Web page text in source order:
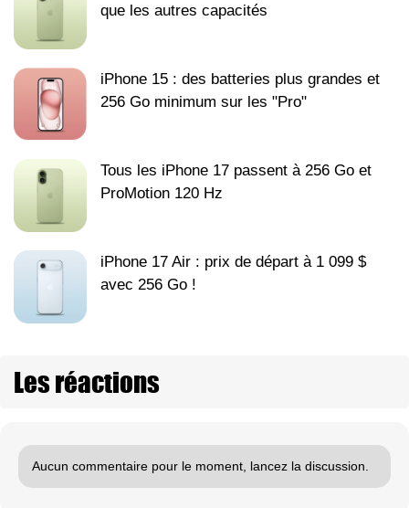
que les autres capacités
iPhone 15 : des batteries plus grandes et
256 Go minimum sur les "Pro"
Tous les iPhone 17 passent à 256 Go et
ProMotion 120 Hz
iPhone 17 Air : prix de départ à 1 099 $
avec 256 Go !
Les réactions
Aucun commentaire pour le moment, lancez la discussion.